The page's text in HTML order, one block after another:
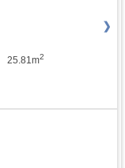
25.81m2